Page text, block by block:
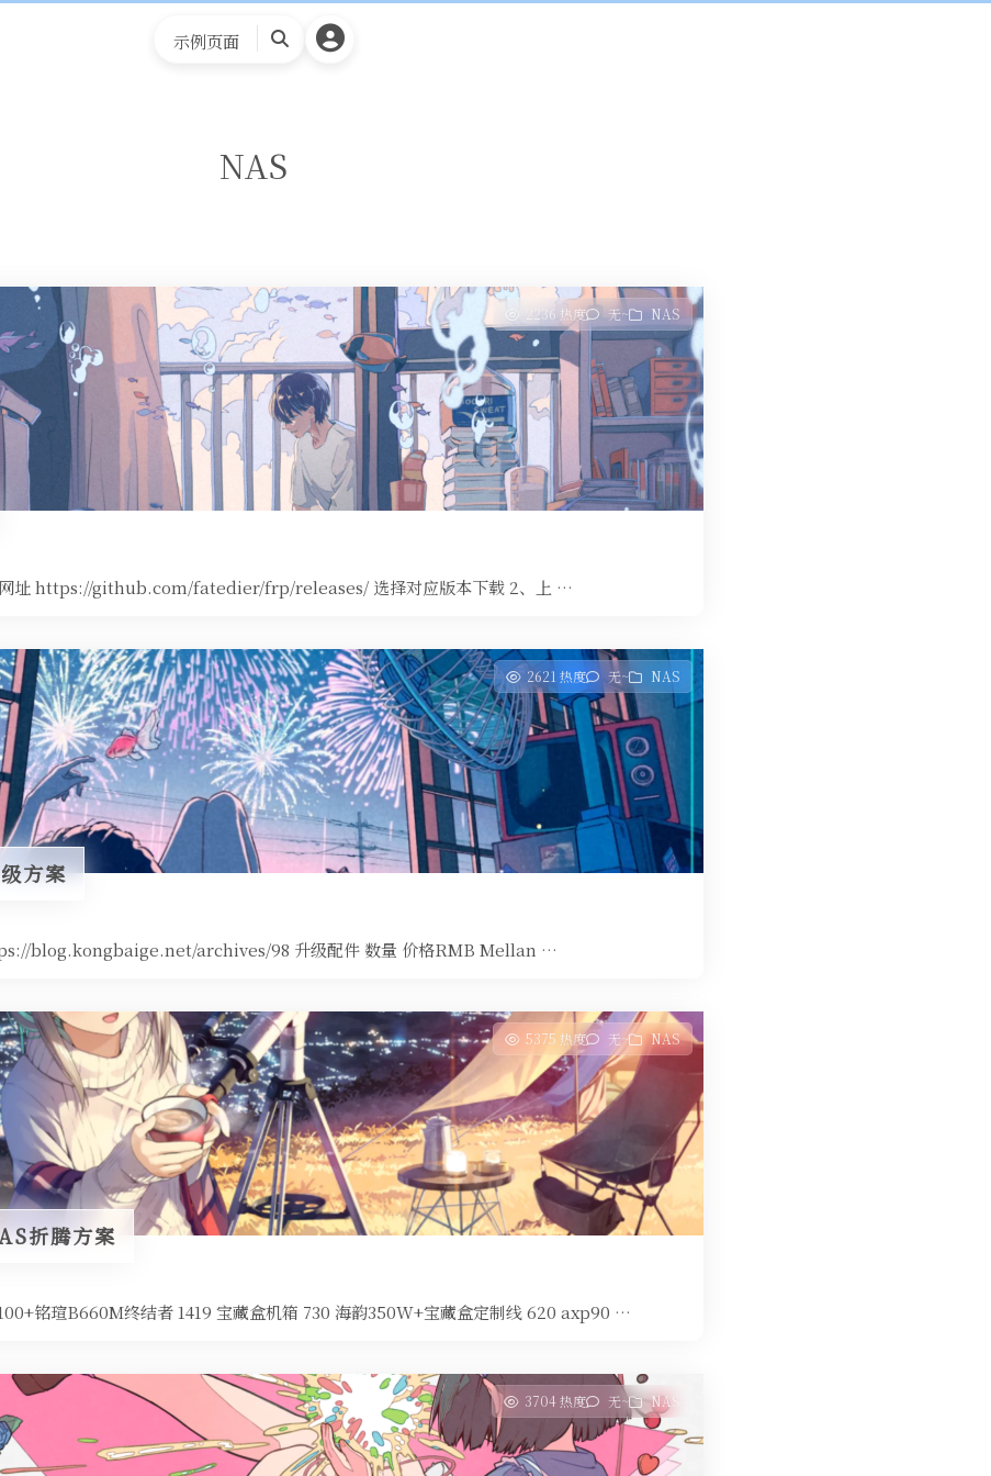
示例页面
搜
NAS
2236 热度 无~ NAS
网址 https://github.com/fatedier/frp/releases/ 选择对应版本下载 2、上 …
2621 热度 无~ NAS
方案
blog.kongbaige.net/archives/98 升级配件 数量 价格RMB Mellan …
5375 热度 无~ NAS
折腾方案
铭瑄B660M终结者 1419 宝藏盒机箱 730 海韵350W+宝藏盒定制线 620 axp90 …
3704 热度 无~ NAS